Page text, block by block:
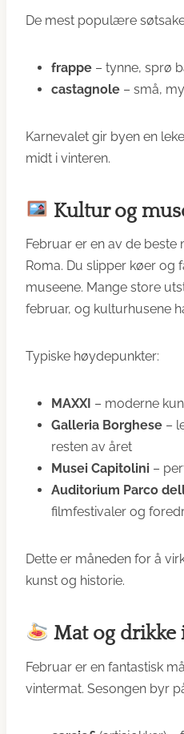
De mest populære
frappe – tynne, sprø
castagnole – små,
Karnevalet gir byen en
midt i vinteren.
Kultur og
Februar er en av de beste
Roma. Du slipper køer og
museene. Mange store
februar, og kulturhusene
Typiske høydepunkter:
MAXXI – moderne
Galleria Borghese –
resten av året
Musei Capitolini –
Auditorium Parco
filmfestivaler og
Dette er måneden for å
kunst og historie.
Mat og drikke
Februar er en fantastisk
vintermat. Sesongen byr